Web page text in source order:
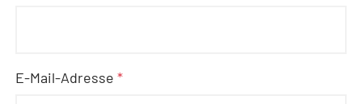
E-Mail-Adresse*